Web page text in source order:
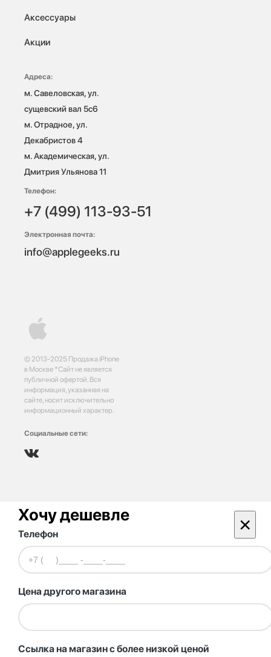
© 2013-2025 Продажа iPhone
в Москве *Сайт не является
публичной офертой. Вся
информация, указанная на
сайте, носит исключительно
информационный характер.
Социальные сети:
Аксессуары
Акции
Адреса:
м. Савеловская, ул.
сущевский вал 5с6
м. Отрадное, ул.
Декабристов 4
м. Академическая, ул.
Дмитрия Ульянова 11
Телефон:
+7 (499) 113-93-51
Электронная почта:
info@applegeeks.ru
Хочу дешевле ×
Телефон
Цена другого магазина
Ссылка на магазин с более низкой ценой